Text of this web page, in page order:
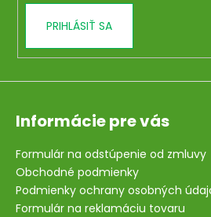
s
PRIHLÁSIŤ SA
Informácie pre vás
Formulár na odstúpenie od zmluvy
Obchodné podmienky
Podmienky ochrany osobných
Formulár na reklamáciu tovaru